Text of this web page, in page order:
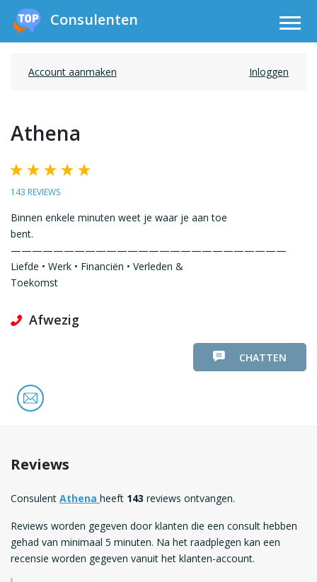
Consulenten
Account aanmaken Inloggen
Athena
143 REVIEWS
Binnen enkele minuten weet je waar je aan toe
bent.
——————————————————————————
Liefde • Werk • Financiën • Verleden &
Toekomst
Afwezig
CHATTEN
Reviews
Consulent Athena heeft 143 reviews ontvangen.
Reviews worden gegeven door klanten die een consult hebben
gehad van minimaal 5 minuten. Na het raadplegen kan een
recensie worden gegeven vanuit het klanten-account.